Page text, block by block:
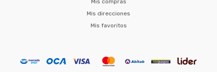
Mis compras
Mis direcciones
Mis favoritos